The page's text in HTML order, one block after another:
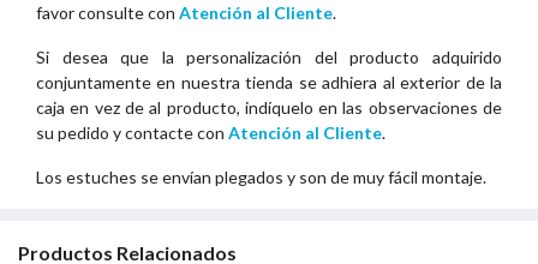
favor consulte con Atención al Cliente.
Si desea que la personalización del producto adquirido
conjuntamente en nuestra tienda se adhiera al exterior de la
caja en vez de al producto, indíquelo en las observaciones de
su pedido y contacte con Atención al Cliente.
Los estuches se envían plegados y son de muy fácil montaje.
Productos Relacionados